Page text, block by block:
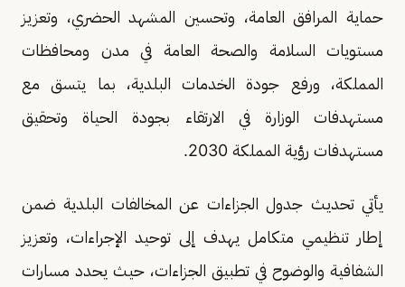
حماية المرافق العامة، وتحسين المشهد الحضري، وتعزيز
مستويات السلامة والصحة العامة في مدن ومحافظات
المملكة، ورفع جودة الخدمات البلدية، بما يتسق مع
مستهدفات الوزارة في الارتقاء بجودة الحياة وتحقيق
مستهدفات رؤية المملكة 2030.
يأتي تحديث جدول الجزاءات عن المخالفات البلدية ضمن
إطار تنظيمي متكامل يهدف إلى توحيد الإجراءات، وتعزيز
الشفافية والوضوح في تطبيق الجزاءات، حيث يحدد مسارات